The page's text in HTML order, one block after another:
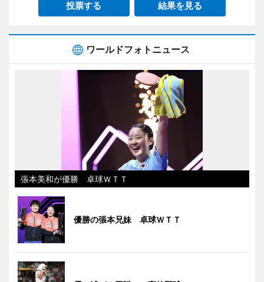
投票する 結果を見る
ワールドフォトニュース
張本美和が優勝 卓球ＷＴＴ
優勝の張本兄妹 卓球ＷＴＴ